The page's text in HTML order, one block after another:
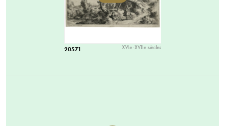
20571 XVIe-XVIIe siècles